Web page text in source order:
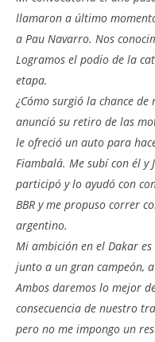
llamaron a último
a Pau Navarro. Nos
Logramos el podio de la
etapa.
¿Cómo surgió la chance de
anunció su retiro de las
le ofreció un auto para
Fiambalá. Me subí con él y
participó y lo ayudó con
BBR y me propuso correr
argentino.
Mi ambición en el Dakar
junto a un gran campeón,
Ambos daremos lo mejor
consecuencia de nuestro
pero no me impongo un